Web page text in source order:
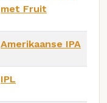
met Fruit
Amerikaanse IPA
IPL